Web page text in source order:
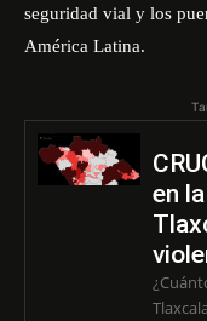
seguridad vial y los
América Latina.
en
Tlaxcala al día